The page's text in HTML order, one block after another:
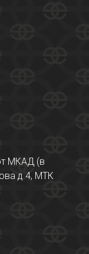
МКАД (в
д.4, МТК